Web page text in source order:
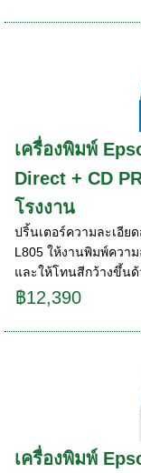
เครื่องพิมพ์
Direct + CD
โรงงาน
ปริ้นเตอร์ความละเอีย
L805 ให้งานพิมพ์ควา
และให้โทนสีกว้างขึ้นด้
฿12,390
เครื่องพิมพ์